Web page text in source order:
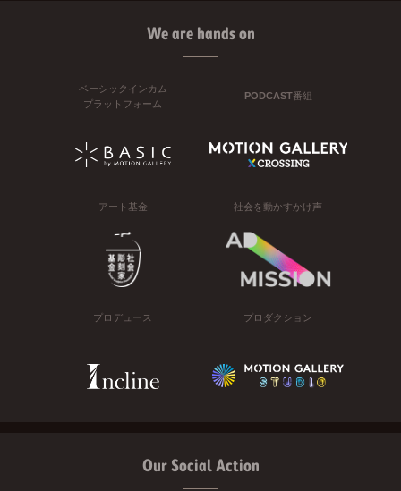
We are hands on
ベーシックインカム
プラットフォーム
PODCAST番組
アート基金 社会を動かすかけ声
プロデュース プロダクション
Our Social Action